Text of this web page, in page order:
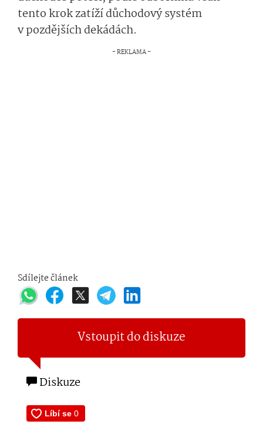
tento krok zatíží důchodovýsystém
v pozdějších dekádách.
Sdílejte článek
Vstoupit do diskuze
Diskuze